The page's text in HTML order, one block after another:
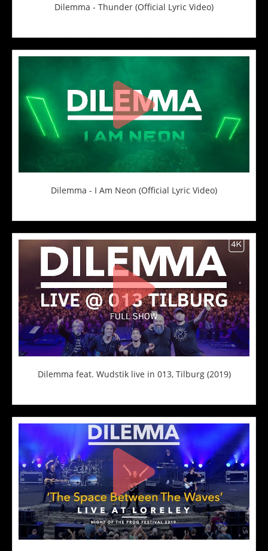
Dilemma - Thunder (Official Lyric Video)
Dilemma - I Am Neon (Official Lyric Video)
Dilemma feat. Wudstik live in 013, Tilburg (2019)